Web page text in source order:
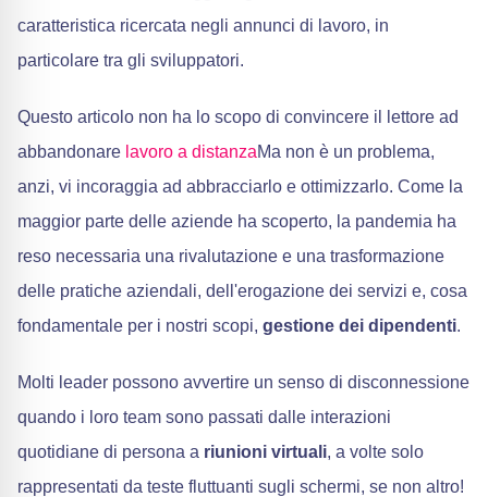
caratteristica ricercata negli annunci di lavoro, in
particolare tra gli sviluppatori.
Questo articolo non ha lo scopo di convincere il lettore ad
abbandonare lavoro a distanzaMa non è un problema,
anzi, vi incoraggia ad abbracciarlo e ottimizzarlo. Come la
maggior parte delle aziende ha scoperto, la pandemia ha
reso necessaria una rivalutazione e una trasformazione
delle pratiche aziendali, dell'erogazione dei servizi e, cosa
fondamentale per i nostri scopi, gestione dei dipendenti.
Molti leader possono avvertire un senso di disconnessione
quando i loro team sono passati dalle interazioni
quotidiane di persona a riunioni virtuali, a volte solo
rappresentati da teste fluttuanti sugli schermi, se non altro!